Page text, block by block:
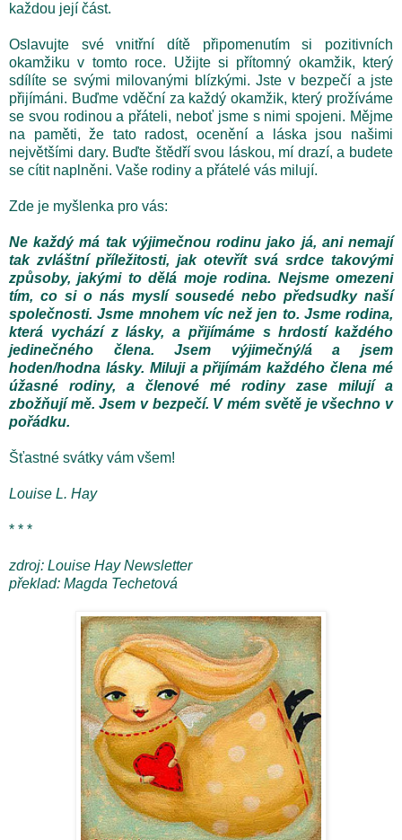
každou její část.
Oslavujte své vnitřní dítě připomenutím si pozitivních
okamžiku v tomto roce. Užijte si přítomný okamžik, který
sdílíte se svými milovanými blízkými. Jste v bezpečí a jste
přijímáni. Buďme vděční za každý okamžik, který prožíváme
se svou rodinou a přáteli, neboť jsme s nimi spojeni. Mějme
na paměti, že tato radost, ocenění a láska jsou našimi
největšími dary. Buďte štědří svou láskou, mí drazí, a budete
se cítit naplněni. Vaše rodiny a přátelé vás milují.
Zde je myšlenka pro vás:
Ne každý má tak výjimečnou rodinu jako já, ani nemají
tak zvláštní příležitosti, jak otevřít svá srdce takovými
způsoby, jakými to dělá moje rodina. Nejsme omezeni
tím, co si o nás myslí sousedé nebo předsudky naší
společnosti. Jsme mnohem víc než jen to. Jsme rodina,
která vychází z lásky, a přijímáme s hrdostí každého
jedinečného člena. Jsem výjimečný/á a jsem
hoden/hodna lásky. Miluji a přijímám každého člena mé
úžasné rodiny, a členové mé rodiny zase milují a
zbožňují mě. Jsem v bezpečí. V mém světě je všechno v
pořádku.
Šťastné svátky vám všem!
Louise L. Hay
* * *
zdroj: Louise Hay Newsletter
překlad: Magda Techetová